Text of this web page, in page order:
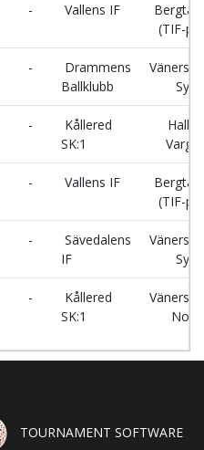
- Vallens IF
(TIF-
-
Drammens
Ballklubb
Syd
-
Kållered
SK:1
- Vallens IF
(TIF-
-
Sävedalens
IF
Syd
-
Kållered
SK:1
Nord
TOURNAMENT SOFTWARE